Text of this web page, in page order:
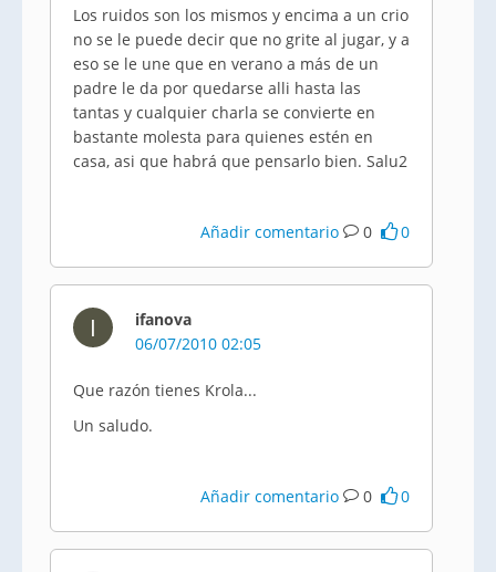
Los ruidos son los mismos y encima a un crio
no se le puede decir que no grite al jugar, y a
eso se le une que en verano a más de un
padre le da por quedarse alli hasta las
tantas y cualquier charla se convierte en
bastante molesta para quienes estén en
casa, asi que habrá que pensarlo bien. Salu2
Añadir comentario 0 0
I
ifanova
06/07/2010 02:05
Que razón tienes Krola...
Un saludo.
Añadir comentario 0 0